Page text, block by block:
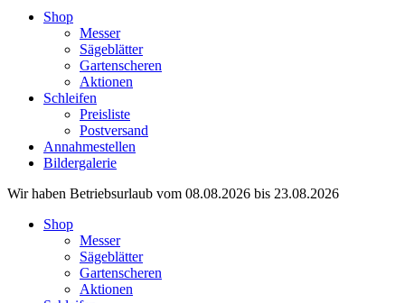
Shop
Messer
Sägeblätter
Gartenscheren
Aktionen
Schleifen
Preisliste
Postversand
Annahmestellen
Bildergalerie
Wir haben Betriebsurlaub vom 08.08.2026 bis 23.08.2026
Shop
Messer
Sägeblätter
Gartenscheren
Aktionen